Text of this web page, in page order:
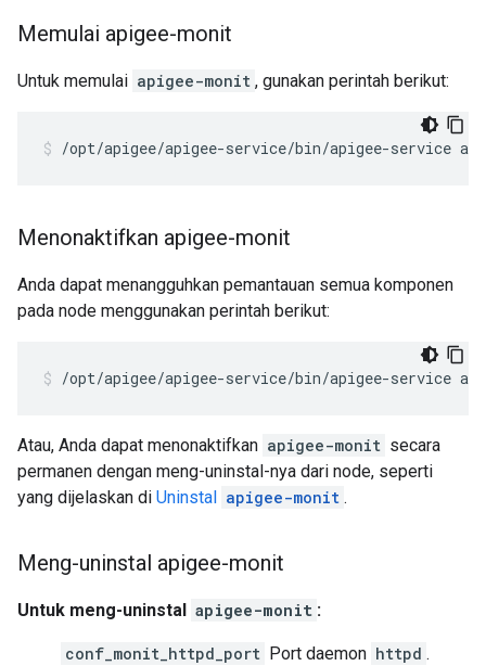
Memulai apigee-monit
Untuk memulai apigee-monit , gunakan perintah berikut:
/opt/apigee/apigee-service/bin/apigee-service
Menonaktifkan apigee-monit
Anda dapat menangguhkan pemantauan semua komponen
pada node menggunakan perintah berikut:
/opt/apigee/apigee-service/bin/apigee-service
Atau, Anda dapat menonaktifkan apigee-monit secara
permanen dengan meng-uninstal-nya dari node, seperti
yang dijelaskan di Uninstal apigee-monit .
Meng-uninstal apigee-monit
Untuk meng-uninstal apigee-monit :
conf_monit_httpd_port Port daemon httpd .